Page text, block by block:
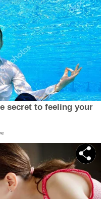
secret to feeling your